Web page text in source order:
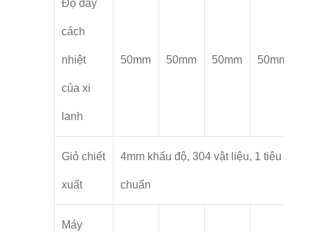
Độ dày
cách
nhiệt
của xi
lanh
50mm 50mm 50mm 50mm
Giỏ chiết
xuất
4mm khẩu độ, 304 vật liệu, 1 tiêu
chuẩn
Máy